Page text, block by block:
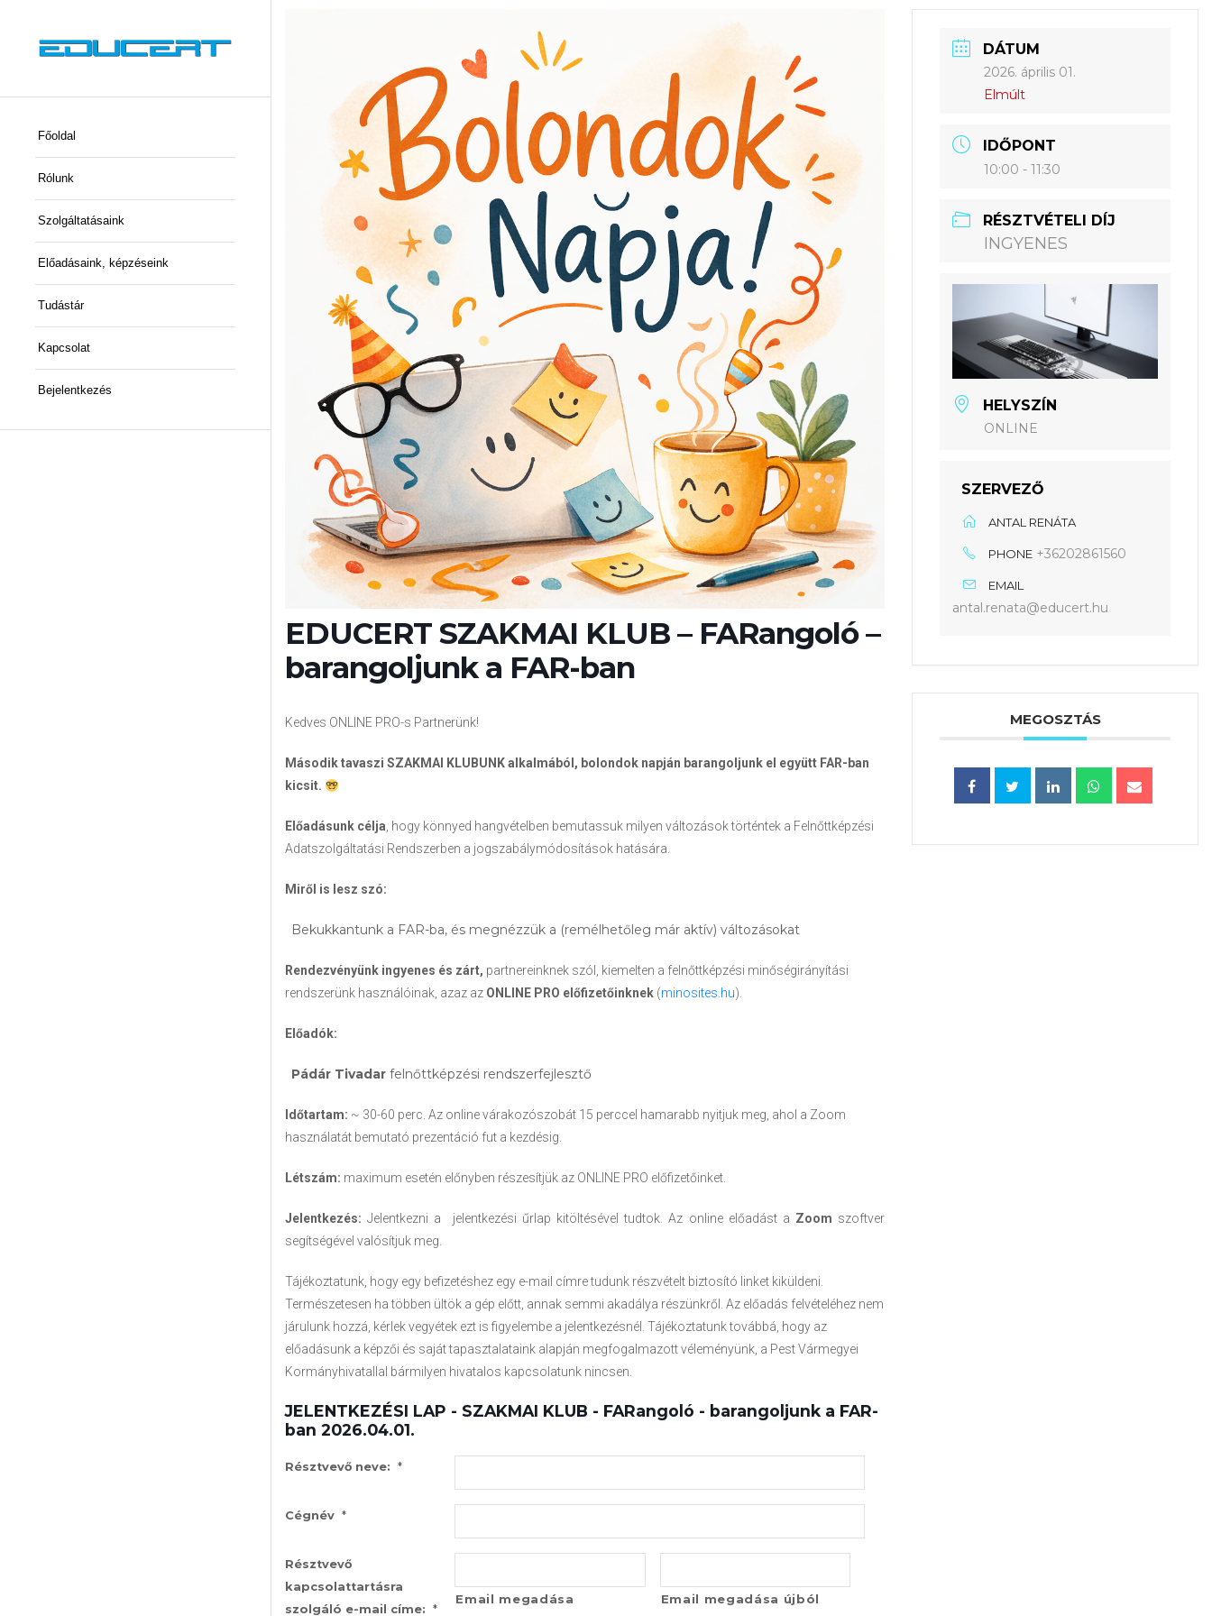
Főoldal
Rólunk
Szolgáltatásaink
Előadásaink, képzéseink
Tudástár
Kapcsolat
Bejelentkezés
EDUCERT SZAKMAI KLUB – FARangoló –
barangoljunk a FAR-ban
Kedves ONLINE PRO-s Partnerünk!
Második tavaszi SZAKMAI KLUBUNK alkalmából, bolondok napján barangoljunk el együtt FAR-ban
kicsit.
Előadásunk célja, hogy könnyed hangvételben bemutassuk milyen változások történtek a Felnőttképzési
Adatszolgáltatási Rendszerben a jogszabálymódosítások hatására.
Miről is lesz szó:
Bekukkantunk a FAR-ba, és megnézzük a (remélhetőleg már aktív) változásokat
Rendezvényünk ingyenes és zárt, partnereinknek szól, kiemelten a felnőttképzési minőségirányítási
rendszerünk használóinak, azaz az ONLINE PRO előfizetőinknek (minosites.hu).
Előadók:
Pádár Tivadar felnőttképzési rendszerfejlesztő
Időtartam: ~ 30-60 perc. Az online várakozószobát 15 perccel hamarabb nyitjuk meg, ahol a Zoom
használatát bemutató prezentáció fut a kezdésig.
Létszám: maximum esetén előnyben részesítjük az ONLINE PRO előfizetőinket.
Jelentkezés:Jelentkezni a jelentkezési űrlap kitöltésével tudtok. Az online előadást a Zoom szoftver
segítségével valósítjuk meg.
Tájékoztatunk, hogy egy befizetéshez egy e-mail címre tudunk részvételt biztosító linket kiküldeni.
Természetesen ha többen ültök a gép előtt, annak semmi akadálya részünkről. Az előadás felvételéhez nem
járulunk hozzá, kérlek vegyétek ezt is figyelembe a jelentkezésnél. Tájékoztatunk továbbá, hogy az
előadásunk a képzői és saját tapasztalataink alapján megfogalmazott véleményünk, a Pest Vármegyei
Kormányhivatallal bármilyen hivatalos kapcsolatunk nincsen.
JELENTKEZÉSI LAP - SZAKMAI KLUB - FARangoló - barangoljunk a FAR-
ban 2026.04.01.
Résztvevő neve: *
Cégnév *
Résztvevő
kapcsolattartásra
szolgáló e-mail címe: *
Email megadása Email megadása újból
DÁTUM
2026. április 01.
Elmúlt
IDŐPONT
10:00 - 11:30
RÉSZTVÉTELI DÍJ
INGYENES
HELYSZÍN
ONLINE
SZERVEZŐ
ANTAL RENÁTA
PHONE +36202861560
EMAIL
antal.renata@educert.hu
MEGOSZTÁS